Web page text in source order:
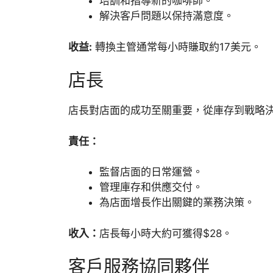
解決客戶問題以保持滿意度。
收益: 轉換主管通常每小時賺取約17美元。
店長
店長對店面的成功至關重要，從庫存到戰略
責任：
監督店面的日常運營。
管理庫存和供應交付。
為店面增長作出關鍵的業務決策。
收入： 店長每小時大約可獲得$28。
客戶服務協同夥伴